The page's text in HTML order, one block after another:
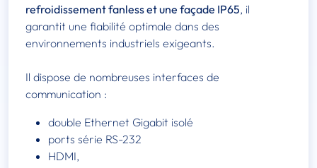
refroidissement fanless et une façade IP65, il
garantit une fiabilité optimale dans des
environnements industriels exigeants.
Il dispose de nombreuses interfaces de
communication :
double Ethernet Gigabit isolé
ports série RS-232
HDMI,